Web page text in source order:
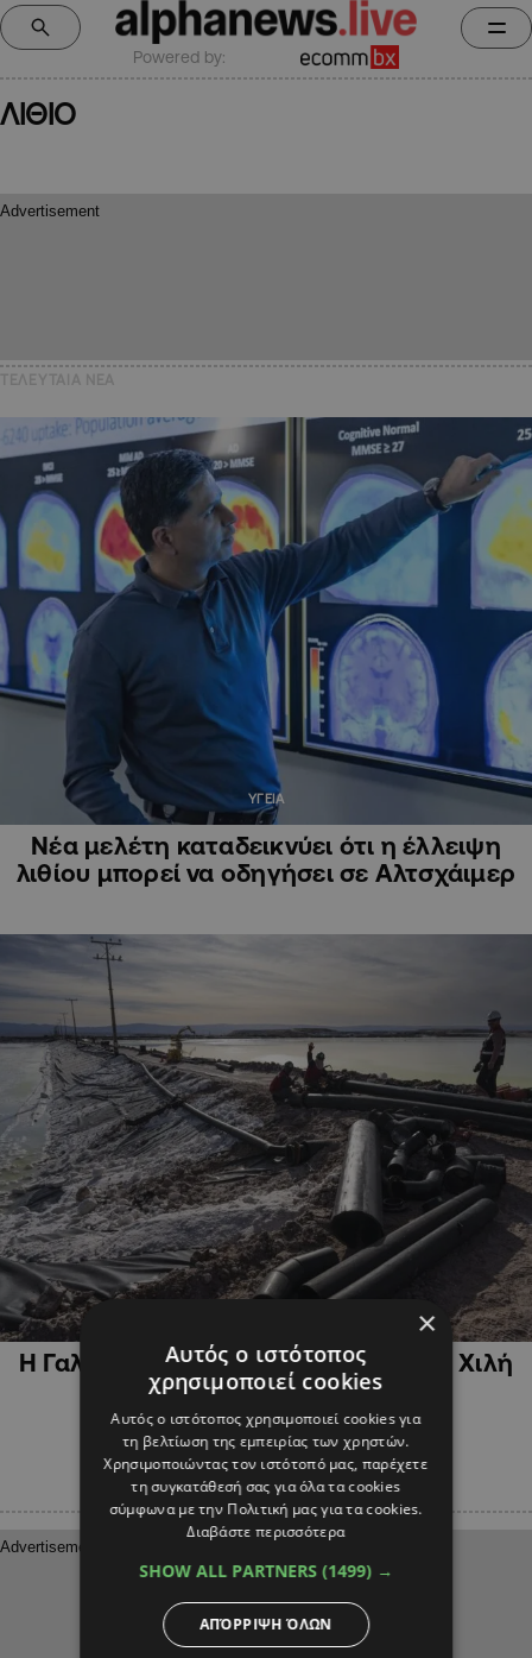
Powered by:
ΛΙΘΙΟ
ΥΓΕΙΑ
Νέα μελέτη καταδεικνύει ότι η έλλειψη
λιθίου μπορεί να οδηγήσει σε Αλτσχάιμερ
Η Γαλλία θέλει να συνεργαστεί με τη Χιλή
στην εξόρυξη λιθίου
×
Αυτός ο ιστότοπος
χρησιμοποιεί cookies
Αυτός ο ιστότοπος χρησιμοποιεί cookies για
τη βελτίωση της εμπειρίας των χρηστών.
Χρησιμοποιώντας τον ιστότοπό μας, παρέχετε
τη συγκατάθεσή σας για όλα τα cookies
σύμφωνα με την Πολιτική μας για τα cookies.
Διαβάστε περισσότερα
SHOW ALL PARTNERS (1499) →
ΑΠΌΡΡΙΨΗ ΌΛΩΝ